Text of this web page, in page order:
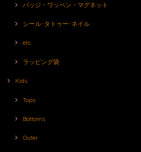
バッジ・ワッペン・マグネット
シール･タトゥー･ネイル
etc.
ラッピング袋
Kids
Tops
Bottoms
Outer